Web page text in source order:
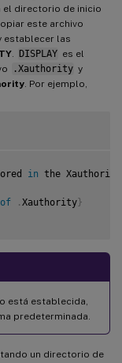
el directorio de inicio
este archivo
establecer las
DISPLAY es el
.Xauthority y
. Por ejemplo,
in the
of . Xauthority}
está establecida,
predeterminada.
un directorio de